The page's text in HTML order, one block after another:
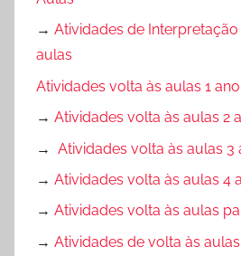
→ Atividades de
aulas
Atividades volta às aulas 1 ano
→ Atividades volta às aulas 2
→ Atividades volta às aulas 3
→ Atividades volta às aulas 4
→ Atividades volta às aulas
→ Atividades de volta às aulas